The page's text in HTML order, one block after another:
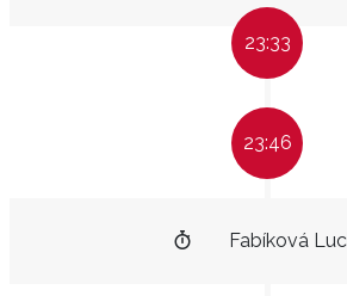
23:33
23:46
Fabíková